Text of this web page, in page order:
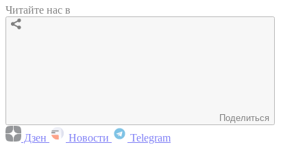
Читайте нас в
Поделиться
Дзен Новости Telegram